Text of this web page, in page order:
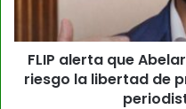
FLIP alerta que
riesgo la libertad de